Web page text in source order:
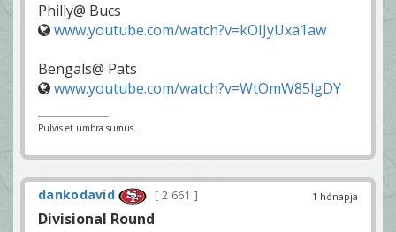
Philly@ Bucs
www.youtube.com/watch?v=kOIJyUxa1aw
Bengals@ Pats
www.youtube.com/watch?v=WtOmW85lgDY
Pulvis et umbra sumus.
1 hónapja
dankodavid 2 661
Divisional Round